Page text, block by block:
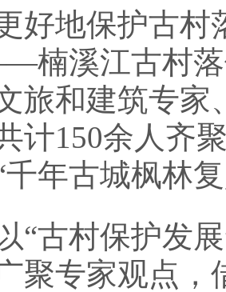
地保护古村落
楠溪江古村落
旅和建筑专
计150余人齐
年古城枫林
村保护发展”
聚专家观点，